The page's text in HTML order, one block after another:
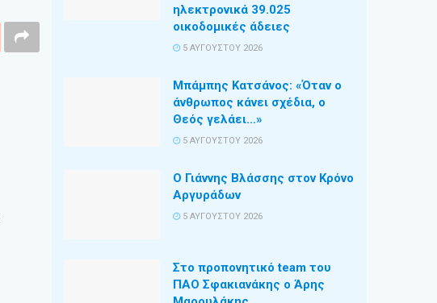
ηλεκτρονικά 39.025
οικοδομικές άδειες
5 ΑΥΓΟΎΣΤΟΥ 2026
Μπάμπης Κατσάνος: «Όταν ο
άνθρωπος κάνει σχέδια, ο
Θεός γελάει…»
5 ΑΥΓΟΎΣΤΟΥ 2026
Ο Γιάννης Βλάσσης στον Κρόνο
Αργυράδων
5 ΑΥΓΟΎΣΤΟΥ 2026
Στο προπονητικό team του
ΠΑΟ Σφακιανάκης ο Άρης